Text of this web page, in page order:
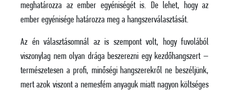
meghatározza az ember egyéniségét is. De lehet, hogy az
ember egyénisége határozza meg a hangszerválasztását.
Az én választásomnál az is szempont volt, hogy fuvolából
viszonylag nem olyan drága beszerezni egy kezdőhangszert –
természetesen a profi, minőségi hangszerekről ne beszéljünk,
mert azok viszont a nemesfém anyaguk miatt nagyon költséges